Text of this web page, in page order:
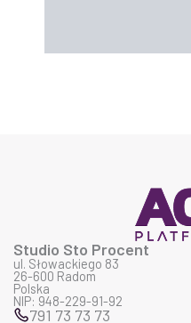
Studio Sto Procent
ul. Słowackiego 83
26-600 Radom
Polska
NIP: 948-229-91-92
791 73 73 73